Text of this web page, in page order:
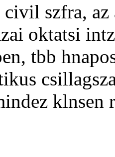
szfra, az
oktatsi
tbb
klnsen